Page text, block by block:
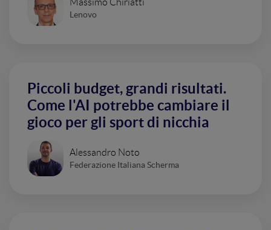
Lenovo
Piccoli budget, grandi risultati.
Come l'AI potrebbe cambiare il
gioco per gli sport di nicchia
Alessandro Noto
Federazione Italiana Scherma